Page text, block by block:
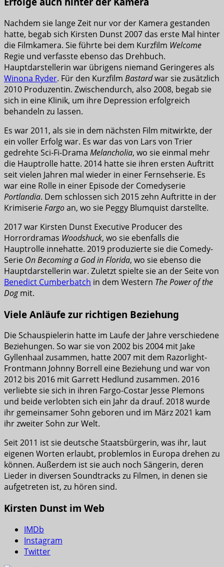
Nachdem sie lange Zeit nur vor der Kamera gestanden
hatte, begab sich Kirsten Dunst 2007 das erste Mal hinter
die Filmkamera. Sie führte bei dem Kurzfilm Welcome
Regie und verfasste ebenso das Drehbuch.
Hauptdarstellerin war übrigens niemand Geringeres als
Winona Ryder. Für den Kurzfilm Bastardwar sie zusätzlich
2010 Produzentin. Zwischendurch, also 2008, begab sie
sich in eine Klinik, um ihre Depression erfolgreich
behandeln zu lassen.
Es war 2011, als sie in dem nächsten Film mitwirkte, der
ein voller Erfolg war. Es war das von Lars von Trier
gedrehte Sci-Fi-Drama Melancholia, wo sie einmal mehr
die Hauptrolle hatte. 2014 hatte sie ihren ersten Auftritt
seit vielen Jahren mal wieder in einer Fernsehserie. Es
war eine Rolle in einer Episode der Comedyserie
Portlandia. Dem schlossen sich 2015 zehn Auftritte in der
KrimiserieFargoan, wo sie Peggy Blumquist darstellte.
2017 war Kirsten Dunst Executive Producer des
Horrordramas Woodshuck, wo sie ebenfalls die
Hauptrolle innehatte. 2019 produzierte sie die Comedy-
Serie On Becoming a God in Florida, wo sie ebenso die
Hauptdarstellerin war. Zuletzt spielte sie an der Seite von
Benedict Cumberbatch in dem Western The Power of the
Dogmit.
Viele Anläufe zur richtigen Beziehung
Die Schauspielerin hatte im Laufe der Jahre verschiedene
Beziehungen. So war sie von 2002 bis 2004 mit Jake
Gyllenhaal zusammen, hatte 2007 mit dem Razorlight-
Frontmann Johnny Borrell eine Beziehung und war von
2012 bis 2016 mit Garrett Hedlund zusammen. 2016
verliebte sie sich in ihren Fargo-Costar Jesse Plemons
und beide verlobten sich ein Jahr da drauf. 2018 wurde
ihr gemeinsamer Sohn geboren und im März 2021 kam
ihr zweiter Sohn zur Welt.
Seit 2011 ist sie deutsche Staatsbürgerin, was ihr, laut
eigenen Worten erlaubt, problemlos in Europa drehen zu
können. Außerdem ist sie auch noch Sängerin, deren
Lieder in diversen Soundtracks zu Filmen, in denen sie
aufgetreten ist, zu hören sind.
Kirsten Dunst im Web
IMDb
Instagram
Twitter